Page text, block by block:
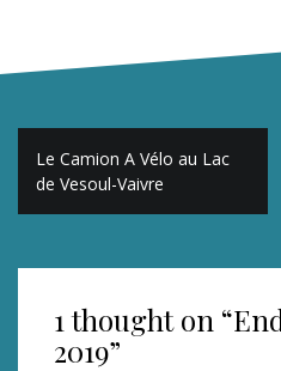
Post
navigation
Le Camion A Vélo au Lac
de Vesoul-Vaivre
1 thought on “
2019”